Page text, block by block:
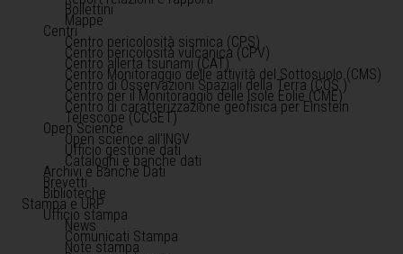
Bollettini
Mappe
Centri
Centro pericolosità sismica (CPS)
Centro pericolosità vulcanica (CPV)
Centro allerta tsunami (CAT)
Centro Monitoraggio delle attività del Sottosuolo (CMS)
Centro di Osservazioni Spaziali della Terra (COS )
Centro per il Monitoraggio delle Isole Eolie (CME)
Centro di caratterizzazione geofisica per Einstein
Telescope (CCGET)
Open Science
Open science all'INGV
Ufficio gestione dati
Cataloghi e banche dati
Archivi e Banche Dati
Brevetti
Biblioteche
Stampa e URP
Ufficio stampa
News
Comunicati Stampa
Note stampa